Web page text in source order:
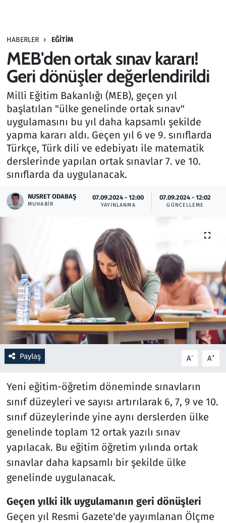
HABERLER EĞITIM
MEB'den ortak sınav kararı!
Geri dönüşler değerlendirildi
Milli Eğitim Bakanlığı (MEB), geçen yıl
başlatılan "ülke genelinde ortak sınav"
uygulamasını bu yıl daha kapsamlı şekilde
yapma kararı aldı. Geçen yıl 6 ve 9. sınıflarda
Türkçe, Türk dili ve edebiyatı ile matematik
derslerinde yapılan ortak sınavlar 7. ve 10.
sınıflarda da uygulanacak.
NUSRET ODABAŞ
MUHABIR
07.09.2024 - 12:00
YAYINLANMA
07.09.2024 - 12:02
GÜNCELLEME
Paylaş A- A+
Yeni eğitim-öğretim döneminde sınavların
sınıf düzeyleri ve sayısı artırılarak 6, 7, 9 ve 10.
sınıf düzeylerinde yine aynı derslerden ülke
genelinde toplam 12 ortak yazılı sınav
yapılacak. Bu eğitim öğretim yılında ortak
sınavlar daha kapsamlı bir şekilde ülke
genelinde uygulanacak.
Geçen yılki ilk uygulamanın geri dönüşleri
Geçen yıl Resmi Gazete'de yayımlanan Ölçme
Haber
Kültür Sanat
Kurumsal Haberler
Lezzet Durağı
Memur ve Kamu
Otomobil
Oyun
Resmi İlanlar
Rüya Tabirleri
Sağlık
Savunma Sanayi
Seçim 2023
Teknoloji ve Bilim
Televizyon